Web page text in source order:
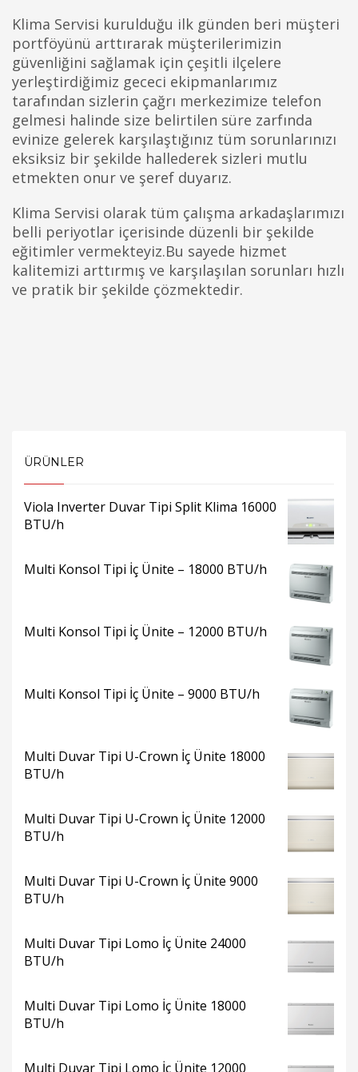
Klima Servisi kurulduğu ilk günden beri müşteri
portföyünü arttırarak müşterilerimizin
güvenliğini sağlamak için çeşitli ilçelere
yerleştirdiğimiz gececi ekipmanlarımız
tarafından sizlerin çağrı merkezimize telefon
gelmesi halinde size belirtilen süre zarfında
evinize gelerek karşılaştığınız tüm sorunlarınızı
eksiksiz bir şekilde hallederek sizleri mutlu
etmekten onur ve şeref duyarız.
Klima Servisi olarak tüm çalışma arkadaşlarımızı
belli periyotlar içerisinde düzenli bir şekilde
eğitimler vermekteyiz.Bu sayede hizmet
kalitemizi arttırmış ve karşılaşılan sorunları hızlı
ve pratik bir şekilde çözmektedir.
ÜRÜNLER
Viola Inverter Duvar Tipi Split Klima 16000
BTU/h
Multi Konsol Tipi İç Ünite – 18000 BTU/h
Multi Konsol Tipi İç Ünite – 12000 BTU/h
Multi Konsol Tipi İç Ünite – 9000 BTU/h
Multi Duvar Tipi U-Crown İç Ünite 18000
BTU/h
Multi Duvar Tipi U-Crown İç Ünite 12000
BTU/h
Multi Duvar Tipi U-Crown İç Ünite 9000
BTU/h
Multi Duvar Tipi Lomo İç Ünite 24000
BTU/h
Multi Duvar Tipi Lomo İç Ünite 18000
BTU/h
Multi Duvar Tipi Lomo İç Ünite 12000